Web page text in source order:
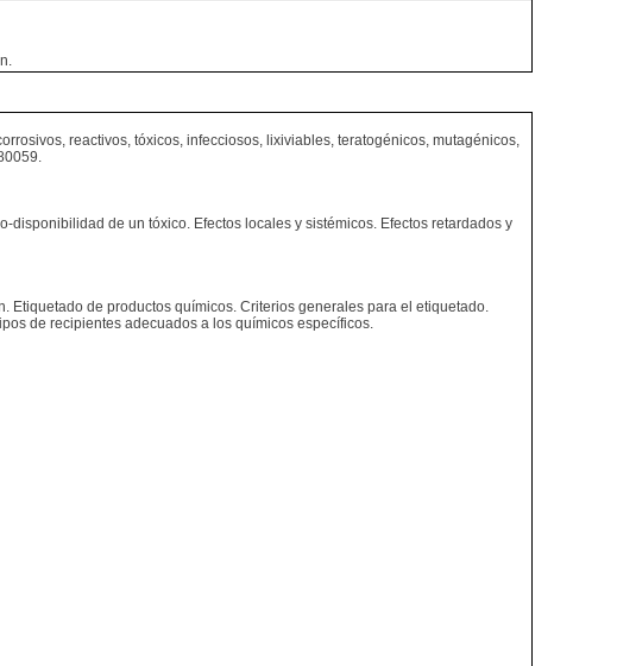
reactivos, tóxicos, infecciosos, lixiviables, teratogénicos, mutagénicos,
de un tóxico. Efectos locales y sistémicos. Efectos retardados y
Etiquetado de productos químicos. Criterios generales para el etiquetado.
de recipientes adecuados a los químicos específicos.